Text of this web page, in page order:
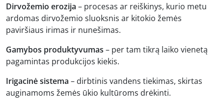
Dirvožemio erozija – procesas ar reiškinys, kurio metu
ardomas dirvožemio sluoksnis ar kitokio žemės
paviršiaus irimas ir nunešimas.
Gamybos produktyvumas – per tam tikrą laiko vienetą
pagamintas produkcijos kiekis.
Irigacinė sistema – dirbtinis vandens tiekimas, skirtas
auginamoms žemės ūkio kultūroms drėkinti.